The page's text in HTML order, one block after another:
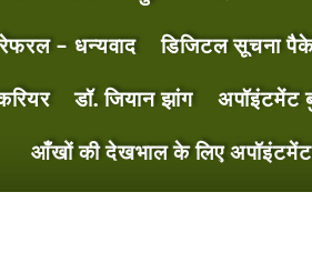
– धन्यवाद डिजिटल सूचना
डॉ. जियान झांग अपॉइंटमेंट
आँखों की देखभाल के लिए